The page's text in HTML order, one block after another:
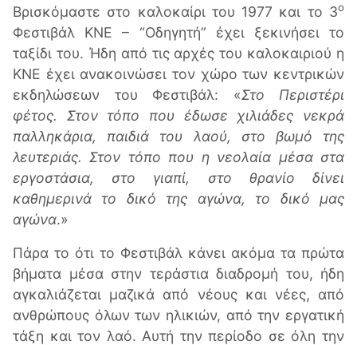
Βρισκόμαστε στο καλοκαίρι του 1977 και το 3ο
Φεστιβάλ ΚΝΕ – “Οδηγητή” έχει ξεκινήσει το
ταξίδι του. Ήδη από τις αρχές του καλοκαιριού η
ΚΝΕ έχει ανακοινώσει τον χώρο των κεντρικών
εκδηλώσεων του Φεστιβάλ: «Στο Περιστέρι
φέτος. Στον τόπο που έδωσε χιλιάδες νεκρά
παλληκάρια, παιδιά του λαού, στο βωμό της
λευτεριάς. Στον τόπο που η νεολαία μέσα στα
εργοστάσια, στο γιαπί, στο θρανίο δίνει
καθημερινά το δικό της αγώνα, το δικό μας
αγώνα.»
Πάρα το ότι το Φεστιβάλ κάνει ακόμα τα πρώτα
βήματα μέσα στην τεράστια διαδρομή του, ήδη
αγκαλιάζεται μαζικά από νέους και νέες, από
ανθρώπους όλων των ηλικιών, από την εργατική
τάξη και τον λαό. Αυτή την περίοδο σε όλη την